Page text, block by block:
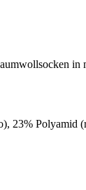
in
23% Polyamid